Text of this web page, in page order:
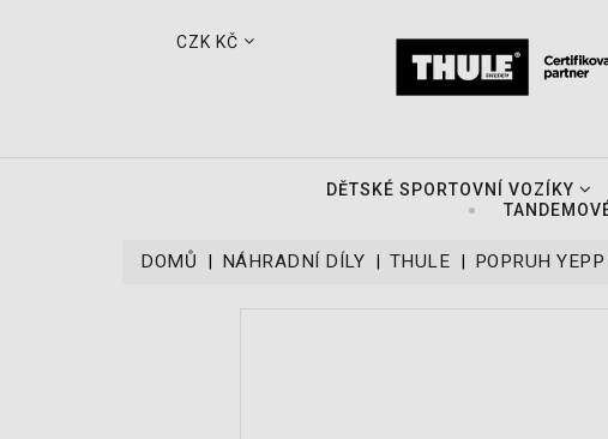
CZK KČ
DĚTSKÉ SPORTOVNÍ VOZÍKY
DOMŮ NÁHRADNÍ DÍLY THULE POPRUH